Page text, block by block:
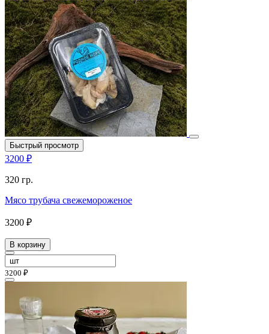
Быстрый просмотр
3200 ₽
320 гр.
Мясо трубача свежемороженое
3200 ₽
В корзину
3200 ₽